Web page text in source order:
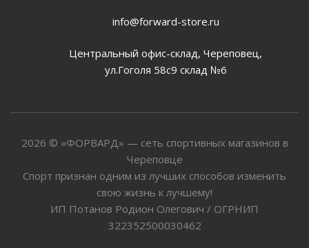
info@forward-store.ru
Центральный офис-склад, Череповец,
ул.Гоголя 58с9 склад №6
2026 © «ФОРВАРД» — сеть спортивных магазинов в
Череповце
Спорт признан одним из лучших способов изменить
свою жизнь к лучшему!
ИП Потанов Родион Олегович / ОГРНИП
322352500030462